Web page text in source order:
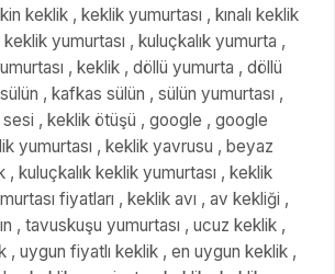
keklik , keklik yumurtası , kınalı keklik
yumurtası , kuluçkalık yumurta ,
, keklik , döllü yumurta , döllü
, kafkas sülün , sülün yumurtası ,
sesi , keklik ötüşü , google , google
yumurtası , keklik yavrusu , beyaz
, kuluçkalık keklik yumurtası , keklik
fiyatları , keklik avı , av kekliği ,
, tavuskuşu yumurtası , ucuz keklik ,
, uygun fiyatlı keklik , en uygun keklik ,